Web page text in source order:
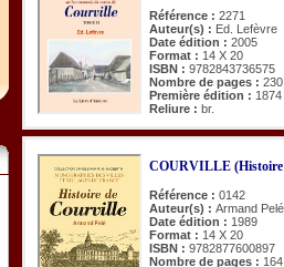
Référence : 2271
Auteur(s) : Ed. Lefèvre
Date édition : 2005
Format : 14 X 20
ISBN : 9782843736575
Nombre de pages : 230
Première édition : 1874
Reliure : br.
COURVILLE (Histoire
Référence : 0142
Auteur(s) : Armand Pelé
Date édition : 1989
Format : 14 X 20
ISBN : 9782877600897
Nombre de pages : 164